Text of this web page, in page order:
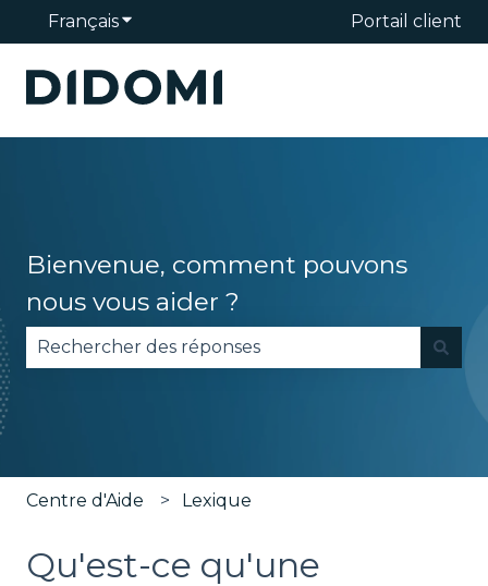
FrançaisAfficher le sous-menu pour lesPortail client
Bienvenue, comment pouvons
nous vous aider ?
Centre d'Aide Lexique
Qu'est-ce qu'une